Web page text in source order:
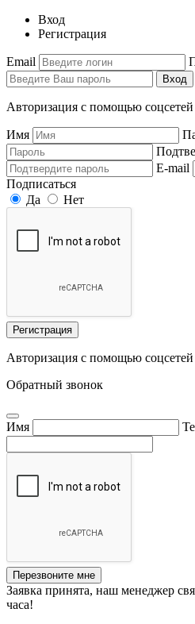
Вход
Регистрация
Email
Вход
Авторизация с помощью соцсетей
Имя
E-mail
Подписаться
Да
Нет
Регистрация
Авторизация с помощью соцсетей
Обратный звонок
Имя
Перезвоните мне
Заявка принята, наш менеджер
часа!